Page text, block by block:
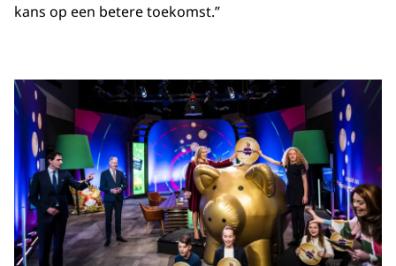
kans op een betere toekomst.”